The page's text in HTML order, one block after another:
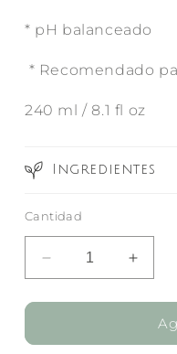
* pH balanceado
* Recomendado
240 ml / 8.1 fl oz
Ingredientes
Cantidad
Reducir
cantidad
para
Cleanser
para
Total